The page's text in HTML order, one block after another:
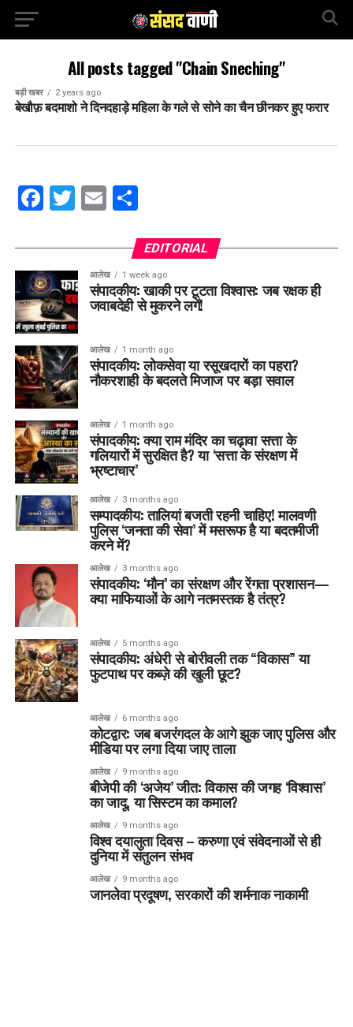
All posts tagged "Chain Sneching"
बड़ी खबर 2 years ago
बेखौफ़ बदमाशो ने दिनदहाड़े महिला के गले से सोने का चैन छीनकर हुए फरार
Facebook
Twitter
EmailShare
EDITORIAL
आलेख 1 week ago
संपादकीय: खाकी पर टूटता विश्वास: जब रक्षक ही
जवाबदेही से मुकरने लगें!
आलेख 1 month ago
संपादकीय: लोकसेवा या रसूखदारों का पहरा?
नौकरशाही के बदलते मिजाज पर बड़ा सवाल
आलेख 1 month ago
संपादकीय: क्या राम मंदिर का चढ़ावा सत्ता के
गलियारों में सुरक्षित है? या ‘सत्ता के संरक्षण में
भ्रष्टाचार’
आलेख 3 months ago
सम्पादकीय: तालियां बजती रहनी चाहिए! मालवणी
पुलिस ‘जनता की सेवा’ में मसरूफ है या बदतमीजी
करने में?
आलेख 3 months ago
संपादकीय: ‘मौन’ का संरक्षण और रेंगता प्रशासन—
क्या माफियाओं के आगे नतमस्तक है तंत्र?
आलेख 5 months ago
संपादकीय: अंधेरी से बोरीवली तक “विकास” या
फुटपाथ पर कब्ज़े की खुली छूट?
आलेख 6 months ago
कोटद्वार: जब बजरंगदल के आगे झुक जाए पुलिस और
मीडिया पर लगा दिया जाए ताला
आलेख 9 months ago
बीजेपी की ‘अजेय’ जीत: विकास की जगह ‘विश्वास’
का जादू, या सिस्टम का कमाल?
आलेख 9 months ago
विश्व दयालुता दिवस – करुणा एवं संवेदनाओं से ही
दुनिया में संतुलन संभव
आलेख 9 months ago
जानलेवा प्रदूषण, सरकारों की शर्मनाक नाकामी